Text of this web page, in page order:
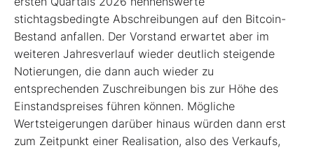
stichtagsbedingte Abschreibungen auf den Bitcoin-
Bestand anfallen. Der Vorstand erwartet aber im
weiteren Jahresverlauf wieder deutlich steigende
Notierungen, die dann auch wieder zu
entsprechenden Zuschreibungen bis zur Höhe des
Einstandspreises führen können. Mögliche
Wertsteigerungen darüber hinaus würden dann erst
zum Zeitpunkt einer Realisation, also des Verkaufs,